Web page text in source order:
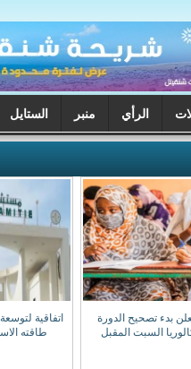
الستايل فن اتصل بنا
اتفاقية لتوسعة مستشفى الصداقة ورفع
طاقته الاستيعابية إلى 200 سرير